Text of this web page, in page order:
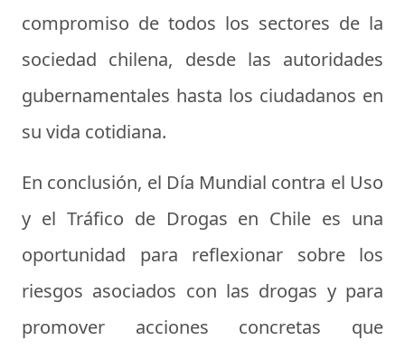
compromiso de todos los sectores de la
sociedad chilena, desde las autoridades
gubernamentales hasta los ciudadanos en
su vida cotidiana.
En conclusión, el Día Mundial contra el Uso
y el Tráfico de Drogas en Chile es una
oportunidad para reflexionar sobre los
riesgos asociados con las drogas y para
promover acciones concretas que